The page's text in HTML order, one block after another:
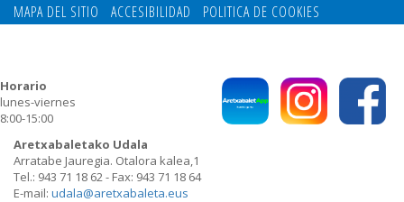
MAPA DEL SITIO ACCESIBILIDAD
POLITICA DE COOKIES
Aretxabaletako Udala
Arratabe Jauregia. Otalora kalea,1
Tel.: 943 71 18 62 - Fax: 943 71 18 64
E-mail: udala@aretxabaleta.eus
Horario
lunes-viernes
8:00-15:00